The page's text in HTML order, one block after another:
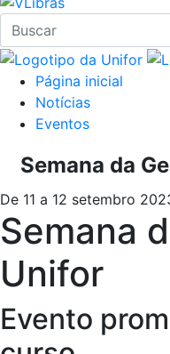
Página inicial
Notícias
Eventos
Semana da
De 11 a 12 setembro
Semana
Unifor
Evento